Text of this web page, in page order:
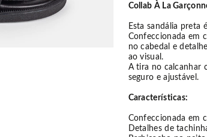
Collab À La
Esta sandália preta
Confeccionada em
no cabedal e
ao visual.
A tira no calcanhar
seguro e ajustável.
Características:
Confeccionada em
Detalhes de